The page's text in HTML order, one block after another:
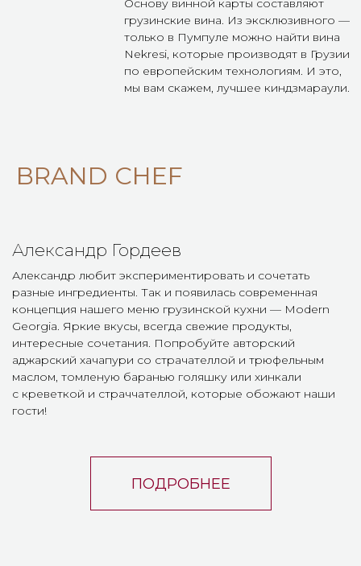
BRAND CHEF
ООО "Салют" (ОГРН 1186658051084; ИНН 6658518314; 620075, г.
Вакансии
персональных данных
Пользовательское соглашение
Политика конфиденциальности
КБЖУ меню